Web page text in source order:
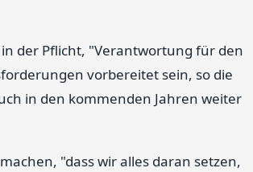
der Pflicht, "Verantwortung für den
vorbereitet sein, so die
in den kommenden Jahren weiter
"dass wir alles daran setzen,